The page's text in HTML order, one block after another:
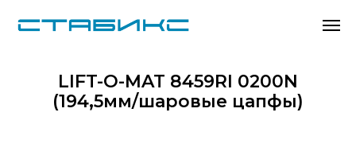
LIFT-O-MAT 8459RI 0200N
(194,5мм/шаровые цапфы)